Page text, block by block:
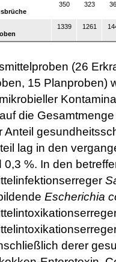
350 323
1339 1261
(26
15 Planproben)
die
Anteil
lag in den
0,3 %. In den
Escherichia
derer